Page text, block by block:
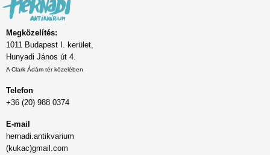
Megközelítés:
1011 Budapest I. kerület,
Hunyadi János út 4.
A Clark Ádám tér közelében
Telefon
+36 (20) 988 0374
E-mail
hernadi.antikvarium
(kukac)gmail.com